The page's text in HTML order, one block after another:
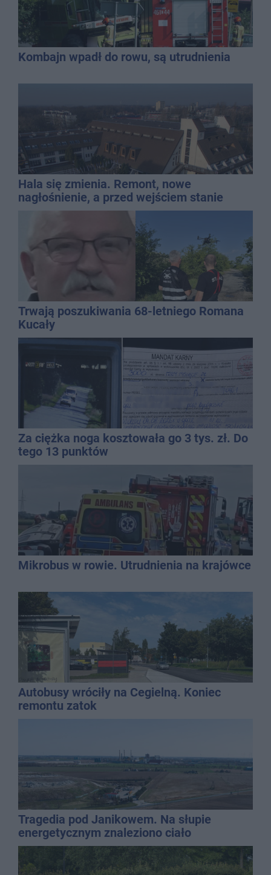
Kombajn wpadł do rowu, są utrudnienia
Hala się zmienia. Remont, nowe
nagłośnienie, a przed wejściem stanie
QEMETICA ARENA
Trwają poszukiwania 68-letniego Romana
Kucały
Za ciężka noga kosztowała go 3 tys. zł. Do
tego 13 punktów
Mikrobus w rowie. Utrudnienia na krajówce
Autobusy wróciły na Cegielną. Koniec
remontu zatok
Tragedia pod Janikowem. Na słupie
energetycznym znaleziono ciało
mężczyzny